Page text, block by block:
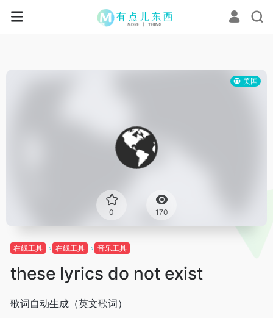
美国
0 170
在线工具 在线工具 音乐工具
these lyrics do not exist
歌词自动生成（英文歌词）